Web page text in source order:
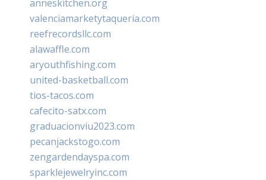
anneskitchen.org
valenciamarketytaqueria.com
reefrecordsllc.com
alawaffle.com
aryouthfishing.com
united-basketball.com
tios-tacos.com
cafecito-satx.com
graduacionviu2023.com
pecanjackstogo.com
zengardendayspa.com
sparklejewelryinc.com